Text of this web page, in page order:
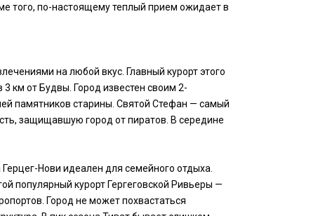
того, по-настоящему теплый прием ожидает в
на любой вкус. Главный курорт этого
км от Будвы. Город известен своим 2-
памятников старины. Святой Стефан — самый
защищавшую город от пиратов. В середине
Нови идеален для семейного отдыха.
популярный курорт Гергеговской Ривьеры —
Город не может похвастаться